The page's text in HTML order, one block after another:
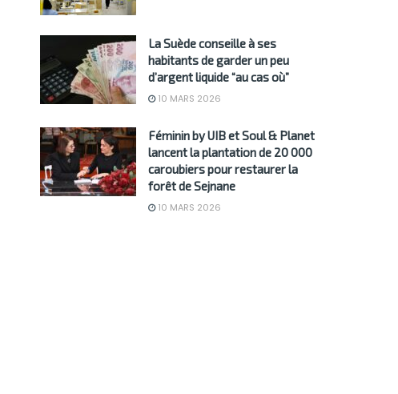
La Suède conseille à ses
habitants de garder un peu
d’argent liquide “au cas où”
10 MARS 2026
Féminin by UIB et Soul & Planet
lancent la plantation de 20 000
caroubiers pour restaurer la
forêt de Sejnane
10 MARS 2026